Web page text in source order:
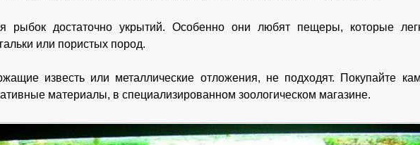
рыбок достаточно укрытий. Особенно они любят пещеры, которые
или пористых пород.
известь или металлические отложения, не подходят. Покупайте
материалы, в специализированном зоологическом магазине.